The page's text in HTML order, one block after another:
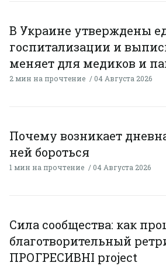
В Украине утверждены
госпитализации и
меняет для медиков и
2 мин на прочтение 04 Августа 2026
Почему возникает
ней бороться
1 мин на прочтение 04 Августа 2026
Сила сообщества: как
благотворительный
ПРОГРЕСИВНІ project